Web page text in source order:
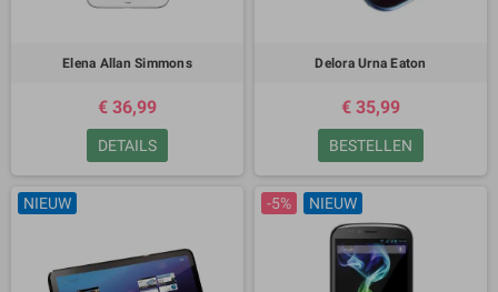
Elena Allan Simmons
€ 36,99
DETAILS
Delora Urna Eaton
€ 35,99
BESTELLEN
NIEUW -5% NIEUW